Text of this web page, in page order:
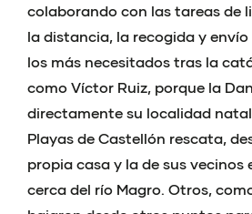
colaborando con las tareas de
la distancia, la recogida y envío
los más necesitados tras la
como Víctor Ruiz, porque la
directamente su localidad
Playas de Castellón rescata,
propia casa y la de sus vecinos
cerca del río Magro. Otros,